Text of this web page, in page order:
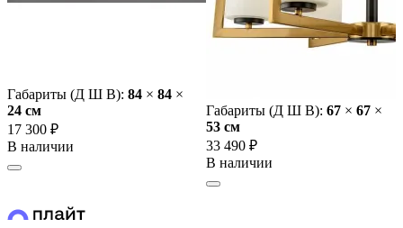
Габариты (Д Ш В): 84 × 84 ×
24 cм
17 300 ₽
В наличии
Габариты (Д Ш В): 67 × 67 ×
53 cм
33 490 ₽
В наличии